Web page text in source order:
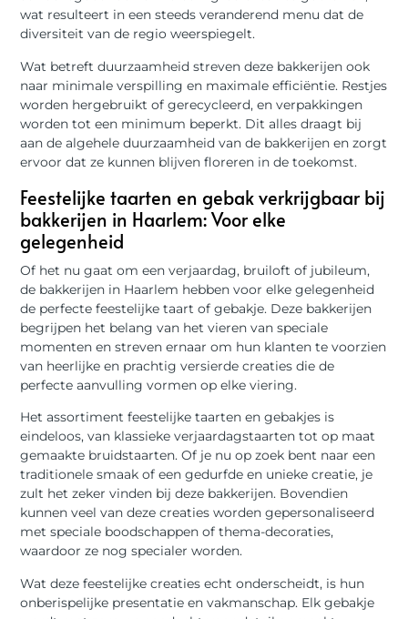
wat resulteert in een steeds veranderend menu dat de
diversiteit van de regio weerspiegelt.
Wat betreft duurzaamheid streven deze bakkerijen ook
naar minimale verspilling en maximale efficiëntie. Restjes
worden hergebruikt of gerecycleerd, en verpakkingen
worden tot een minimum beperkt. Dit alles draagt bij
aan de algehele duurzaamheid van de bakkerijen en zorgt
ervoor dat ze kunnen blijven floreren in de toekomst.
Feestelijke taarten en gebak verkrijgbaar bij
bakkerijen in Haarlem: Voor elke
gelegenheid
Of het nu gaat om een verjaardag, bruiloft of jubileum,
de bakkerijen in Haarlem hebben voor elke gelegenheid
de perfecte feestelijke taart of gebakje. Deze bakkerijen
begrijpen het belang van het vieren van speciale
momenten en streven ernaar om hun klanten te voorzien
van heerlijke en prachtig versierde creaties die de
perfecte aanvulling vormen op elke viering.
Het assortiment feestelijke taarten en gebakjes is
eindeloos, van klassieke verjaardagstaarten tot op maat
gemaakte bruidstaarten. Of je nu op zoek bent naar een
traditionele smaak of een gedurfde en unieke creatie, je
zult het zeker vinden bij deze bakkerijen. Bovendien
kunnen veel van deze creaties worden gepersonaliseerd
met speciale boodschappen of thema-decoraties,
waardoor ze nog specialer worden.
Wat deze feestelijke creaties echt onderscheidt, is hun
onberispelijke presentatie en vakmanschap. Elk gebakje